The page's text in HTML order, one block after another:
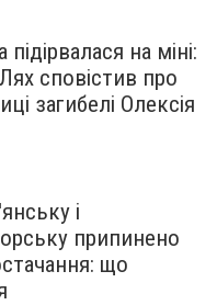
на міні:
сповістив про
загибелі Олексія
і
припинено
що